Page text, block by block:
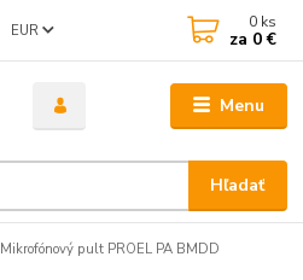
Menu
EUR
Hľadať
0 ks
za 0 €
Mikrofónový pult PROEL PA BMDD